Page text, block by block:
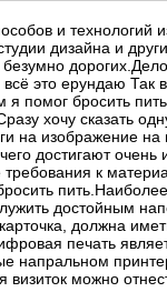
и технологий
дизайна и
это ерундаю
я помог бросить
хочу сказать
на изображение
достигают
к
достойным
должна
печать
напральном
визиток можно